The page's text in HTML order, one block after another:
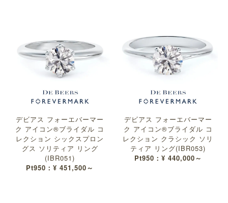
デビアス フォーエバーマー
ク アイコン®︎ブライダル コ
レクション シックスプロン
グス ソリティア リング
(IBR051)
Pt950：¥ 451,500～
デビアス フォーエバーマー
ク アイコン®︎ブライダル コ
レクション クラシック ソリ
ティア リング(IBR053)
Pt950：¥ 440,000～